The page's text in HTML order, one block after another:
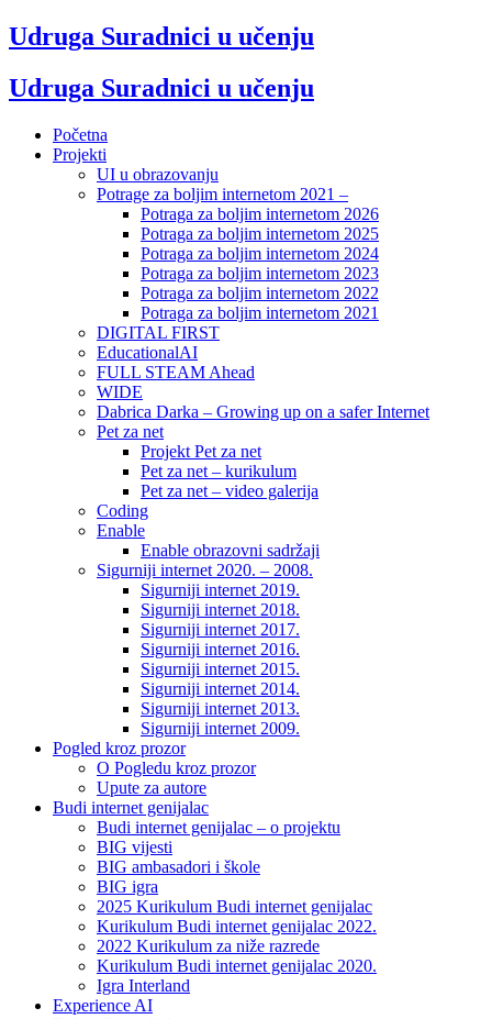
Udruga Suradnici u učenju
Udruga Suradnici u učenju
Početna
Projekti
UI u obrazovanju
Potrage za boljim internetom 2021 –
Potraga za boljim internetom 2026
Potraga za boljim internetom 2025
Potraga za boljim internetom 2024
Potraga za boljim internetom 2023
Potraga za boljim internetom 2022
Potraga za boljim internetom 2021
DIGITAL FIRST
EducationalAI
FULL STEAM Ahead
WIDE
Dabrica Darka – Growing up on a safer Internet
Pet za net
Projekt Pet za net
Pet za net – kurikulum
Pet za net – video galerija
Coding
Enable
Enable obrazovni sadržaji
Sigurniji internet 2020. – 2008.
Sigurniji internet 2019.
Sigurniji internet 2018.
Sigurniji internet 2017.
Sigurniji internet 2016.
Sigurniji internet 2015.
Sigurniji internet 2014.
Sigurniji internet 2013.
Sigurniji internet 2009.
Pogled kroz prozor
O Pogledu kroz prozor
Upute za autore
Budi internet genijalac
Budi internet genijalac – o projektu
BIG vijesti
BIG ambasadori i škole
BIG igra
2025 Kurikulum Budi internet genijalac
Kurikulum Budi internet genijalac 2022.
2022 Kurikulum za niže razrede
Kurikulum Budi internet genijalac 2020.
Igra Interland
Experience AI